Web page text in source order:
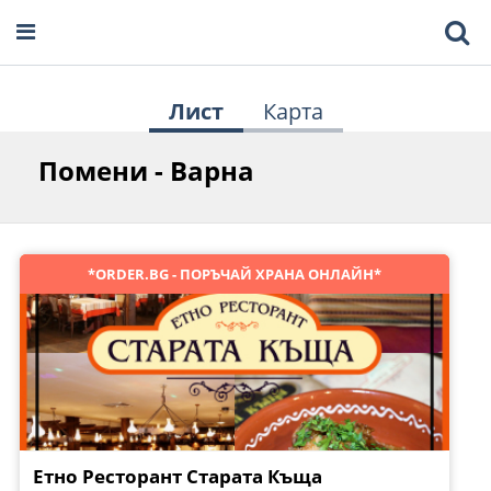
Лист Карта
Помени - Варна
*ORDER.BG - ПОРЪЧАЙ ХРАНА ОНЛАЙН*
Етно Ресторант Старата Къща